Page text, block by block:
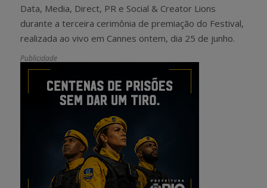
Data, Media, Direct, PR e Social & Creator Lions
durante a terceira cerimônia de premiação do Festival,
realizada ao vivo em Cannes ontem, dia 25 de junho.
Publicidade